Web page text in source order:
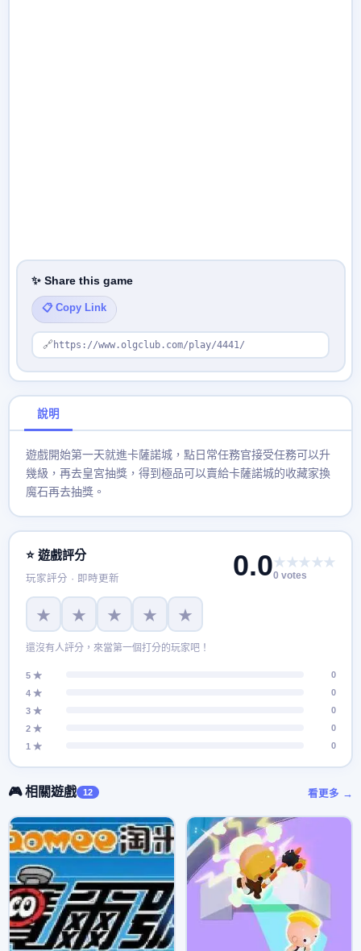
✨ Share this game
📋 Copy Link
🔗 https://www.olgclub.com/play/4441/
說明
遊戲開始第一天就進卡薩諾城，點日常任務官接受任務可以升
幾級，再去皇宮抽獎，得到極品可以賣給卡薩諾城的收藏家換
魔石再去抽獎。
⭐ 遊戲評分
玩家評分 · 即時更新 0.0★★★★★
0 votes
★ ★ ★ ★ ★
還沒有人評分，來當第一個打分的玩家吧！
5 ★
0
4 ★
0
3 ★
0
2 ★
0
1 ★
0
🎮 相關遊戲 12 看更多 →